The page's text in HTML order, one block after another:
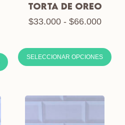
TORTA DE OREO
$33.000 - $66.000
SELECCIONAR OPCIONES